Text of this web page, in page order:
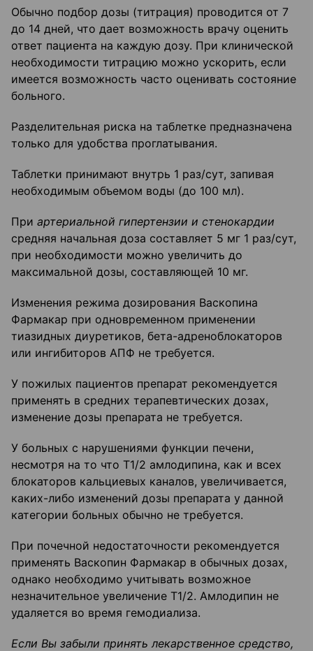
Обычно подбор дозы (титрация) проводится от 7
до 14 дней, что дает возможность врачу оценить
ответ пациента на каждую дозу. При клинической
необходимости титрацию можно ускорить, если
имеется возможность часто оценивать состояние
больного.
Разделительная риска на таблетке предназначена
только для удобства проглатывания.
Таблетки принимают внутрь 1 раз/сут, запивая
необходимым объемом воды (до 100 мл).
При артериальной гипертензии и стенокардии
средняя начальная доза составляет 5 мг 1 раз/сут,
при необходимости можно увеличить до
максимальной дозы, составляющей 10 мг.
Изменения режима дозирования Васкопина
Фармакар при одновременном применении
тиазидных диуретиков, бета-адреноблокаторов
или ингибиторов АПФ не требуется.
У пожилых пациентов препарат рекомендуется
применять в средних терапевтических дозах,
изменение дозы препарата не требуется.
У больных с нарушениями функции печени,
несмотря на то что Т1/2 амлодипина, как и всех
блокаторов кальциевых каналов, увеличивается,
каких-либо изменений дозы препарата у данной
категории больных обычно не требуется.
При почечной недостаточности рекомендуется
применять Васкопин Фармакар в обычных дозах,
однако необходимо учитывать возможное
незначительное увеличение Т1/2. Амлодипин не
удаляется во время гемодиализа.
Если Вы забыли принять лекарственное средство,